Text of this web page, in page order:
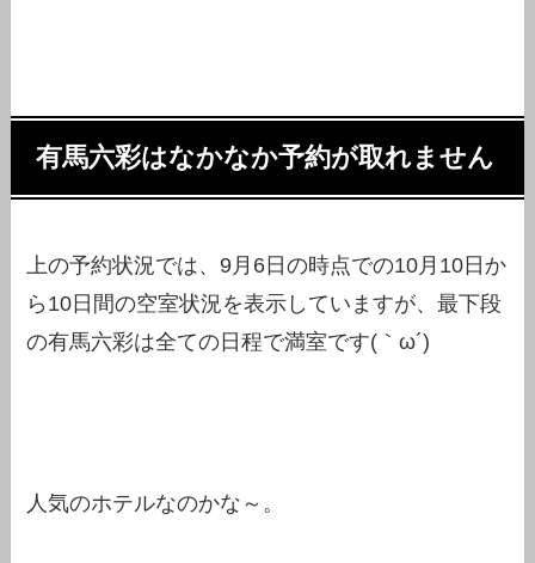
有馬六彩はなかなか予約が取れません
上の予約状況では、9月6日の時点での10月10日か
ら10日間の空室状況を表示していますが、最下段
の有馬六彩は全ての日程で満室です(｀ω´)
人気のホテルなのかな～。